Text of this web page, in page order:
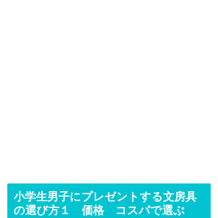
小学生男子にプレゼントする文房具
の選び方１ 価格 コスパで選ぶ